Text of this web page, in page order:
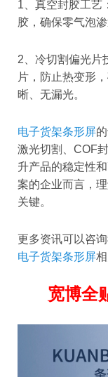
1、真空封胶工艺
胶，确保零气泡渗
2、冷切割偏光片
片，防止热变形
晰、无漏光。
电子货架条形屏
激光切割、COF
升产品的稳定性
案的企业而言，
关键。
更多资讯可以咨
电子货架条形屏
宽博全